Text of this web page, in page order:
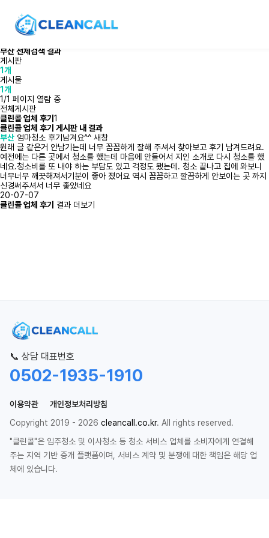
부산전체검색 결과
게시판
1개
게시물
1개
1/1 페이지 열람 중
전체게시판
클린콜 업체 후기 1
클린콜 업체 후기 게시판 내 결과
부산 엄마청소 후기남겨요^^ 새창
원래 글 같은거 안남기는데 너무 꼼꼼하게 잘해 주셔서 찾아보고 후기 남겨드려요.
예전에는 다른 곳에서 청소를 했는데 마음에 안들어서 지인 소개로 다시 청소를 했
네요.청소비를 또 내야 하는 부담도 있고 걱정도 됐는데. 청소 끝나고 집에 와보니
너무너무 깨끗해져서기분이 좋아 졌어요 역시 꼼꼼하고 깔끔하게 안보이는 곳 까지
신경써주셔서 너무 좋았네요
20-07-07
클린콜 업체 후기
결과 더보기
📞 상담 대표번호
0502-1935-1910
이용약관
개인정보처리방침
Copyright 2019 - 2026 cleancall.co.kr. All rights reserved.
"클린콜"은 입주청소 및 이사청소 등 청소 서비스 업체를 소비자에게 연결해
주는 지역 기반 중개 플랫폼이며, 서비스 계약 및 분쟁에 대한 책임은 해당 업
체에 있습니다.